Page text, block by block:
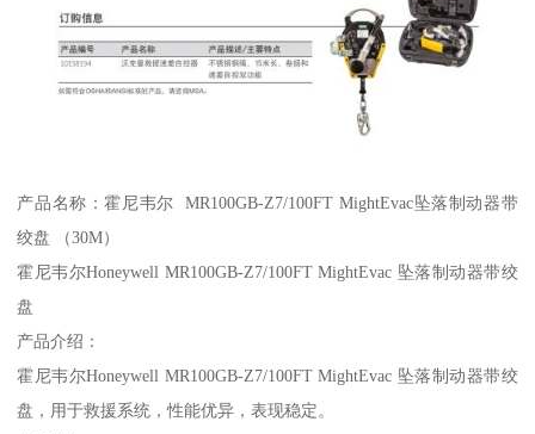
产品名称：霍尼韦尔 MR100GB-Z7/100FT MightEvac坠落制动器带
绞盘 （30M）
霍尼韦尔Honeywell MR100GB-Z7/100FT MightEvac 坠落制动器带绞
盘
产品介绍：
霍尼韦尔Honeywell MR100GB-Z7/100FT MightEvac 坠落制动器带绞
盘，用于救援系统，性能优异，表现稳定。